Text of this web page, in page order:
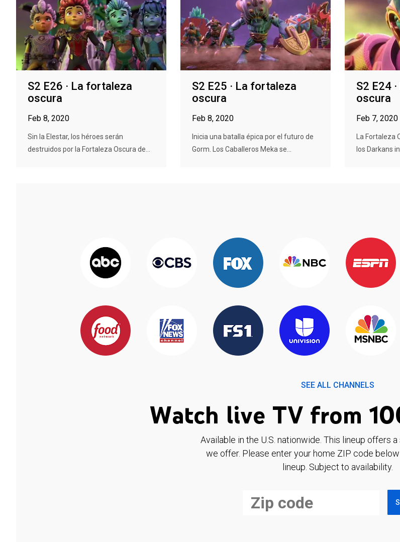
S2 E26 · La fortaleza
oscura
Feb 8, 2020
Sin la Elestar, los héroes serán
destruidos por la Fortaleza Oscura de...
S2 E25 · La fortaleza
oscura
Feb 8, 2020
Inicia una batalla épica por el futuro de
Gorm. Los Caballeros Meka se...
S2 E24
oscura
Feb 7, 2020
La Fortaleza
los Darkans
SEE ALL CHANNELS
Watch live TV from
Available in the U.S. nationwide. This lineup offers
we offer. Please enter your home ZIP code
lineup. Subject to availability.